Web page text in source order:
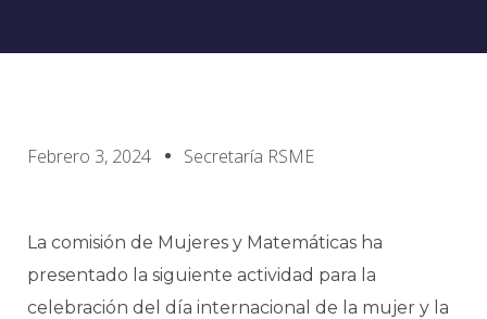
Febrero 3, 2024 Secretaría RSME
La comisión de Mujeres y Matemáticas ha
presentado la siguiente actividad para la
celebración del día internacional de la mujer y la